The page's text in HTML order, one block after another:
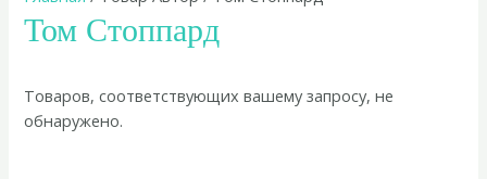
Том Стоппард
Товаров, соответствующих вашему запросу, не
обнаружено.